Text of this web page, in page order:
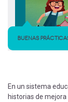
BUENAS
En un sistema
historias de mejora